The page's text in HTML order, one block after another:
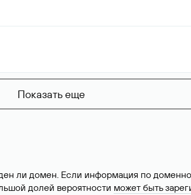
Показать еще
ли домен. Если информация по
долей вероятности может быть